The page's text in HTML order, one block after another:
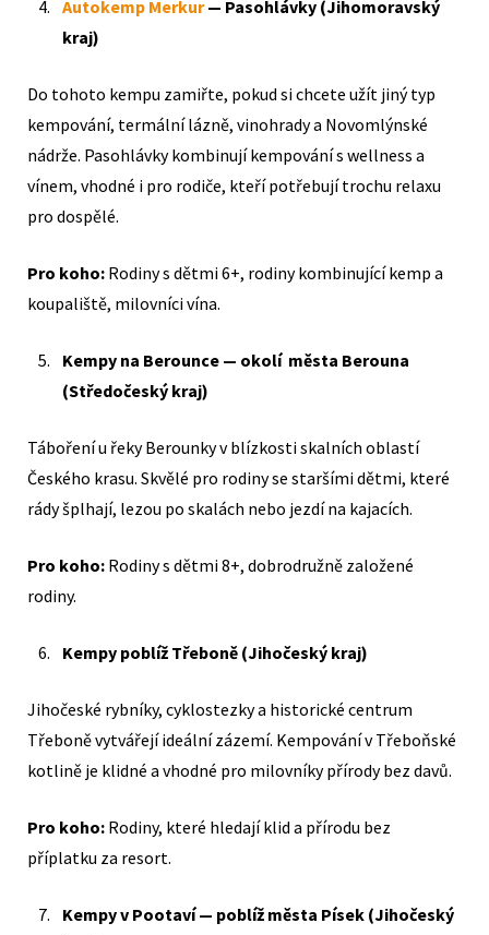
Autokemp Merkur— Pasohlávky (Jihomoravský
kraj)
Do tohoto kempu zamiřte, pokud si chcete užít jiný typ
kempování, termální lázně, vinohrady a Novomlýnské
nádrže. Pasohlávky kombinují kempování s wellness a
vínem, vhodné i pro rodiče, kteří potřebují trochu relaxu
pro dospělé.
Pro koho: Rodiny s dětmi 6+, rodiny kombinující kemp a
koupaliště, milovníci vína.
Kempy na Berounce — okolí města Berouna
(Středočeský kraj)
Táboření u řeky Berounky v blízkosti skalních oblastí
Českého krasu. Skvělé pro rodiny se staršími dětmi, které
rády šplhají, lezou po skalách nebo jezdí na kajacích.
Pro koho: Rodiny s dětmi 8+, dobrodružně založené
rodiny.
Kempy poblíž Třeboně (Jihočeský kraj)
Jihočeské rybníky, cyklostezky a historické centrum
Třeboně vytvářejí ideální zázemí. Kempování v Třeboňské
kotlině je klidné a vhodné pro milovníky přírody bez davů.
Pro koho: Rodiny, které hledají klid a přírodu bez
příplatku za resort.
Kempy v Pootaví — poblíž města Písek (Jihočeský